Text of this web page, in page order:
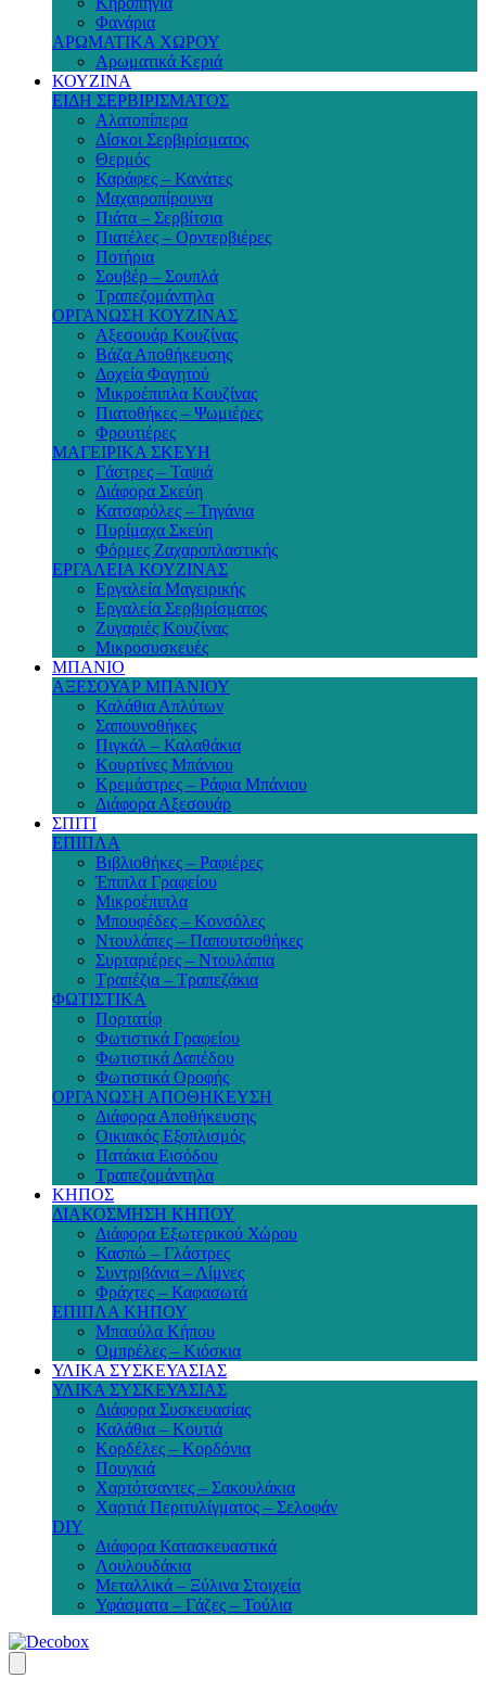
Φανάρια
ΑΡΩΜΑΤΙΚΑ ΧΩΡΟΥ
Αρωματικά Κεριά
ΚΟΥΖΙΝΑ
ΕΙΔΗ ΣΕΡΒΙΡΙΣΜΑΤΟΣ
Αλατοπίπερα
Δίσκοι Σερβιρίσματος
Θερμός
Καράφες – Κανάτες
Μαχαιροπίρουνα
Πιάτα – Σερβίτσια
Πιατέλες – Ορντερβιέρες
Ποτήρια
Σουβέρ – Σουπλά
Τραπεζομάντηλα
ΟΡΓΑΝΩΣΗ ΚΟΥΖΙΝΑΣ
Αξεσουάρ Κουζίνας
Βάζα Αποθήκευσης
Δοχεία Φαγητού
Μικροέπιπλα Κουζίνας
Πιατοθήκες – Ψωμιέρες
Φρουτιέρες
ΜΑΓΕΙΡΙΚΑ ΣΚΕΥΗ
Γάστρες – Ταψιά
Διάφορα Σκεύη
Κατσαρόλες – Τηγάνια
Πυρίμαχα Σκεύη
Φόρμες Ζαχαροπλαστικής
ΕΡΓΑΛΕΙΑ ΚΟΥΖΙΝΑΣ
Εργαλεία Μαγειρικής
Εργαλεία Σερβιρίσματος
Ζυγαριές Κουζίνας
Μικροσυσκευές
ΜΠΑΝΙΟ
ΑΞΕΣΟΥΑΡ ΜΠΑΝΙΟΥ
Καλάθια Απλύτων
Σαπουνοθήκες
Πιγκάλ – Καλαθάκια
Κουρτίνες Μπάνιου
Κρεμάστρες – Ράφια Μπάνιου
Διάφορα Αξεσουάρ
ΣΠΙΤΙ
ΕΠΙΠΛΑ
Βιβλιοθήκες – Ραφιέρες
Έπιπλα Γραφείου
Μικροέπιπλα
Μπουφέδες – Κονσόλες
Ντουλάπες – Παπουτσοθήκες
Συρταριέρες – Ντουλάπια
Τραπέζια – Τραπεζάκια
ΦΩΤΙΣΤΙΚΑ
Πορτατίφ
Φωτιστικά Γραφείου
Φωτιστικά Δαπέδου
Φωτιστικά Οροφής
ΟΡΓΑΝΩΣΗ ΑΠΟΘΗΚΕΥΣΗ
Διάφορα Αποθήκευσης
Οικιακός Εξοπλισμός
Πατάκια Εισόδου
Τραπεζομάντηλα
ΚΗΠΟΣ
ΔΙΑΚΟΣΜΗΣΗ ΚΗΠΟΥ
Διάφορα Εξωτερικού Χώρου
Κασπώ – Γλάστρες
Συντριβάνια – Λίμνες
Φράχτες – Καφασωτά
ΕΠΙΠΛΑ ΚΗΠΟΥ
Μπαούλα Κήπου
Ομπρέλες – Κιόσκια
ΥΛΙΚΑ ΣΥΣΚΕΥΑΣΙΑΣ
ΥΛΙΚΑ ΣΥΣΚΕΥΑΣΙΑΣ
Διάφορα Συσκευασίας
Καλάθια – Κουτιά
Κορδέλες – Κορδόνια
Πουγκιά
Χαρτότσαντες – Σακουλάκια
Χαρτιά Περιτυλίγματος – Σελοφάν
DIY
Διάφορα Κατασκευαστικά
Λουλουδάκια
Μεταλλικά – Ξύλινα Στοιχεία
Υφάσματα – Γάζες – Τούλια